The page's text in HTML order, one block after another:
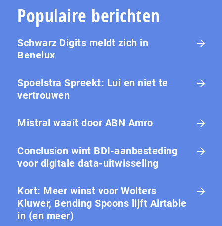
Populaire berichten
Schwarz Digits meldt zich in
Benelux
Spoelstra Spreekt: Lui en niet te
vertrouwen
Mistral waait door ABN Amro
Conclusion wint BDI-aanbesteding
voor digitale data-uitwisseling
Kort: Meer winst voor Wolters
Kluwer, Bending Spoons lijft Airtable
in (en meer)